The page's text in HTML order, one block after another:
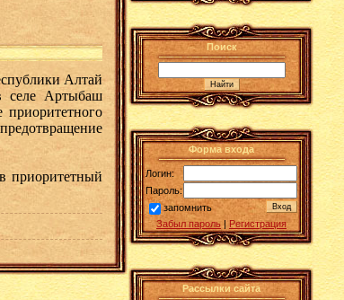
Алтай
селе Артыбаш
приоритетного
приоритетный
Поиск
Форма входа
Логин:
Пароль:
запомнить
Забыл пароль | Регистрация
Рассылки сайта